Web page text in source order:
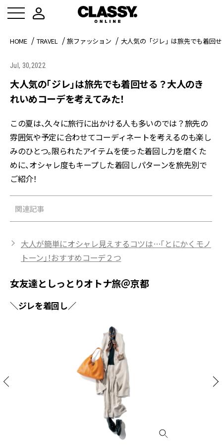
HOME TRAVEL 旅ファッション 大人気の「ジレ」は旅先でも着回
Jul, 30,2022
大人気の「ジレ」は旅先でも着回せる？大人のき
れいめコーデを考えてみた！
この夏は、久々に旅行に出かける人も多いのでは？旅先の
雰囲気や予定に合わせてコーディネートを考えるのも楽し
みのひとつ。限られたアイテムを使った着回し力を磨くた
めに、オシャレ度もキープした着回しパターンを旅先別で
ご紹介！
関連記事
大人が簡単にオシャレ見えするコツは…「とにかくモノ
トーン」！おすすめコーデ２つ
女友達としっとりオトナ旅＠京都
＼ジレを着回し／